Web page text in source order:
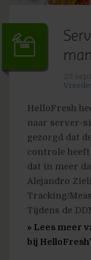
HelloFresh
naar server-
gezorgd dat
controle
dat in meer
Alejandro
Tracking/
Tijdens de
» Lees meer
bij HelloFresh'